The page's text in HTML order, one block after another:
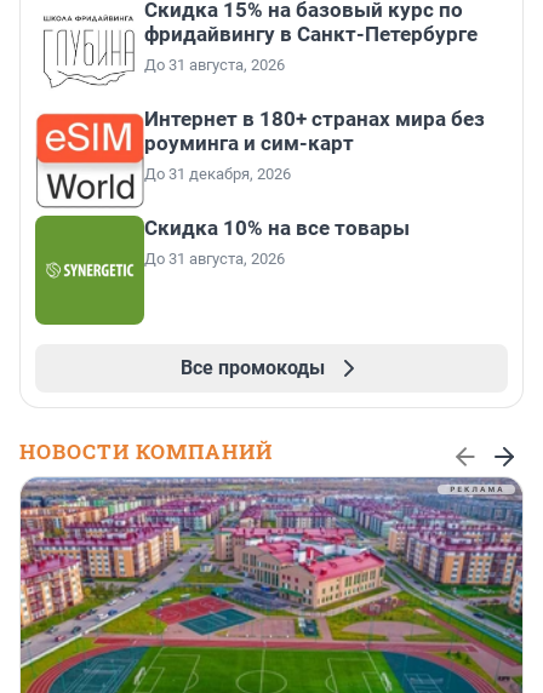
Скидка 15% на базовый курс по
фридайвингу в Санкт-Петербурге
До 31 августа, 2026
Интернет в 180+ странах мира без
роуминга и сим-карт
До 31 декабря, 2026
Скидка 10% на все товары
До 31 августа, 2026
Все промокоды
НОВОСТИ КОМПАНИЙ